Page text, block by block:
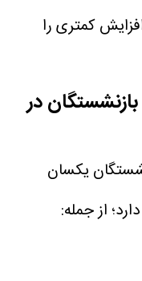
کمتری را
در
یکسان
از جمله: